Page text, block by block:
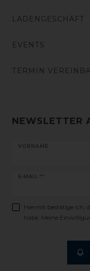
LADENGESCHÄFT
EVENTS
TERMIN
NEWSLETTER
VORNAME
E-MAIL **
Newsletter
Hiermit bestätige ich,
habe. Meine